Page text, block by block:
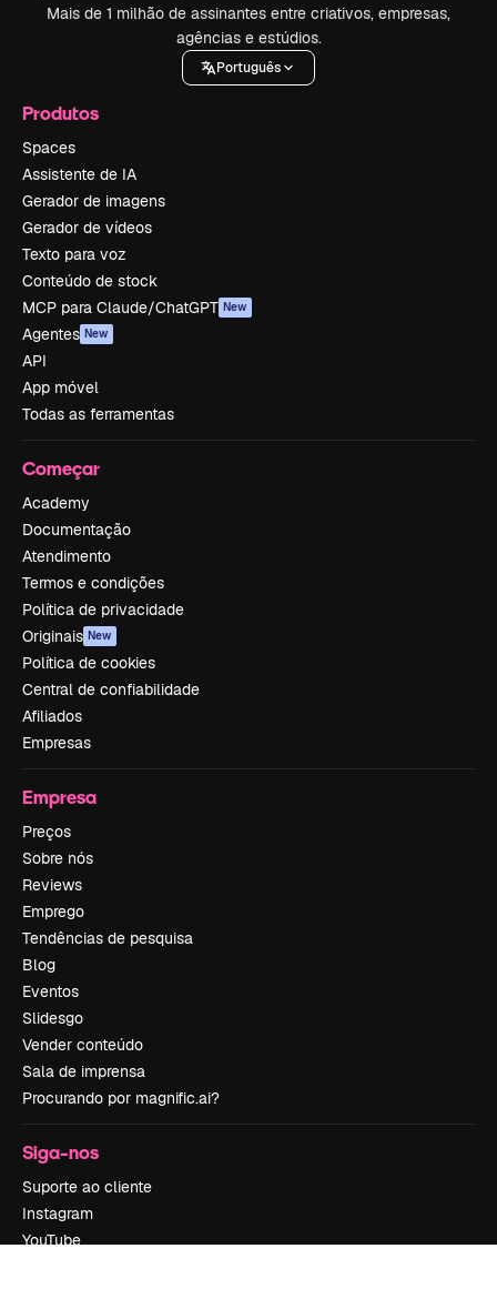
Mais de 1 milhão de assinantes entre criativos, empresas,
agências e estúdios.
Português
Produtos
Spaces
Assistente de IA
Gerador de imagens
Gerador de vídeos
Texto para voz
Conteúdo de stock
MCP para Claude/ChatGPT New
Agentes New
API
App móvel
Todas as ferramentas
Começar
Academy
Documentação
Atendimento
Termos e condições
Política de privacidade
Originais New
Política de cookies
Central de confiabilidade
Afiliados
Empresas
Empresa
Preços
Sobre nós
Reviews
Emprego
Tendências de pesquisa
Blog
Eventos
Slidesgo
Vender conteúdo
Sala de imprensa
Procurando por magnific.ai?
Siga-nos
Suporte ao cliente
Instagram
YouTube